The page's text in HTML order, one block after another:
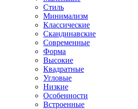
Стиль
Минимализм
Классические
Скандинавские
Современные
Форма
Высокие
Квадратные
Угловые
Низкие
Особенности
Встроенные